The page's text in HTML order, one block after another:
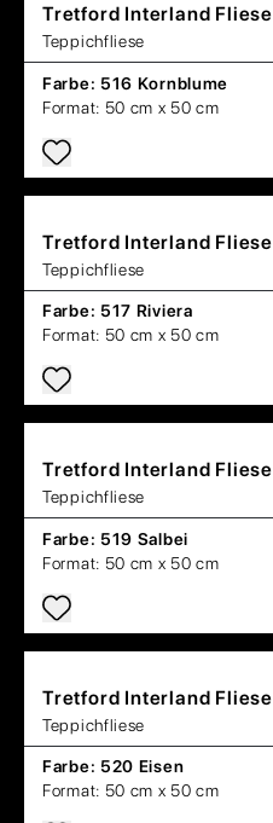
Tretford Interland Fliese
Teppichfliese
Farbe: 516 Kornblume
Format: 50 cm x 50 cm
Tretford Interland Fliese
Teppichfliese
Farbe: 517 Riviera
Format: 50 cm x 50 cm
Tretford Interland Fliese
Teppichfliese
Farbe: 519 Salbei
Format: 50 cm x 50 cm
Tretford Interland Fliese
Teppichfliese
Farbe: 520 Eisen
Format: 50 cm x 50 cm